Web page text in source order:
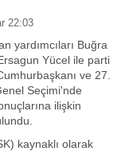
22:03
yardımcıları Buğra
Yücel ile parti
ve 27.
Seçimi'nde
ilişkin
kaynaklı olarak